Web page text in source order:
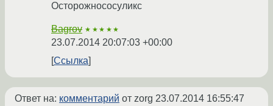
Осторожнососуликс
Bagrov ★★★★★
23.07.2014 20:07:03 +00:00
Ссылка
Ответ на: комментарий от zorg 23.07.2014 16:55:47